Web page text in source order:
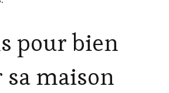
pour bien
maison